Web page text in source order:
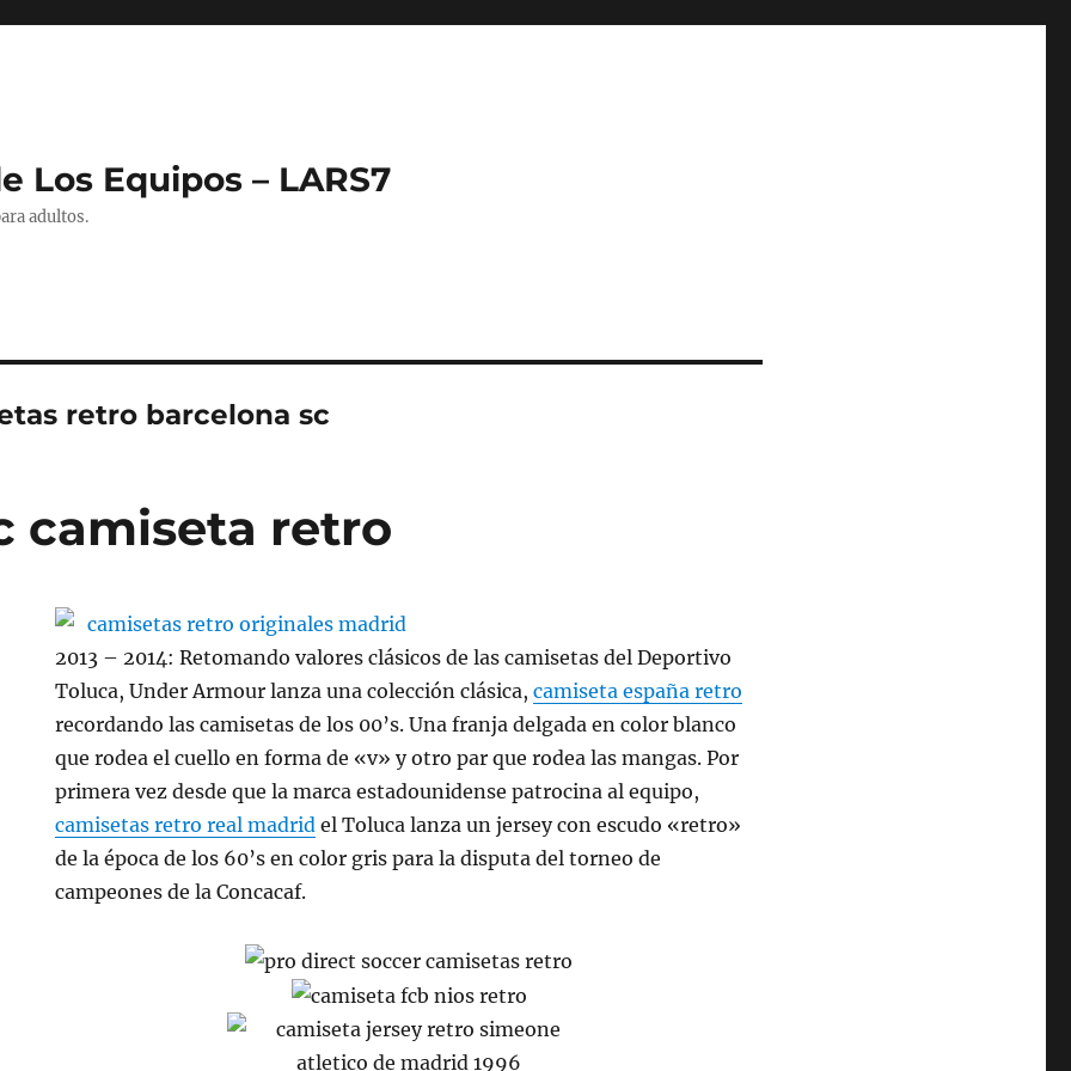
Los Equipos – LARS7
adultos.
retro barcelona sc
camiseta retro
2013 – 2014: Retomando valores clásicos de las camisetas del Deportivo
Toluca, Under Armour lanza una colección clásica,camiseta españa retro
recordando las camisetas de los 00’s. Una franja delgada en color blanco
que rodea el cuello en forma de «v» y otro par que rodea las mangas. Por
primera vez desde que la marca estadounidense patrocina al equipo,
camisetas retro real madrid el Toluca lanza un jersey con escudo «retro»
de la época de los 60’s en color gris para la disputa del torneo de
campeones de la Concacaf.